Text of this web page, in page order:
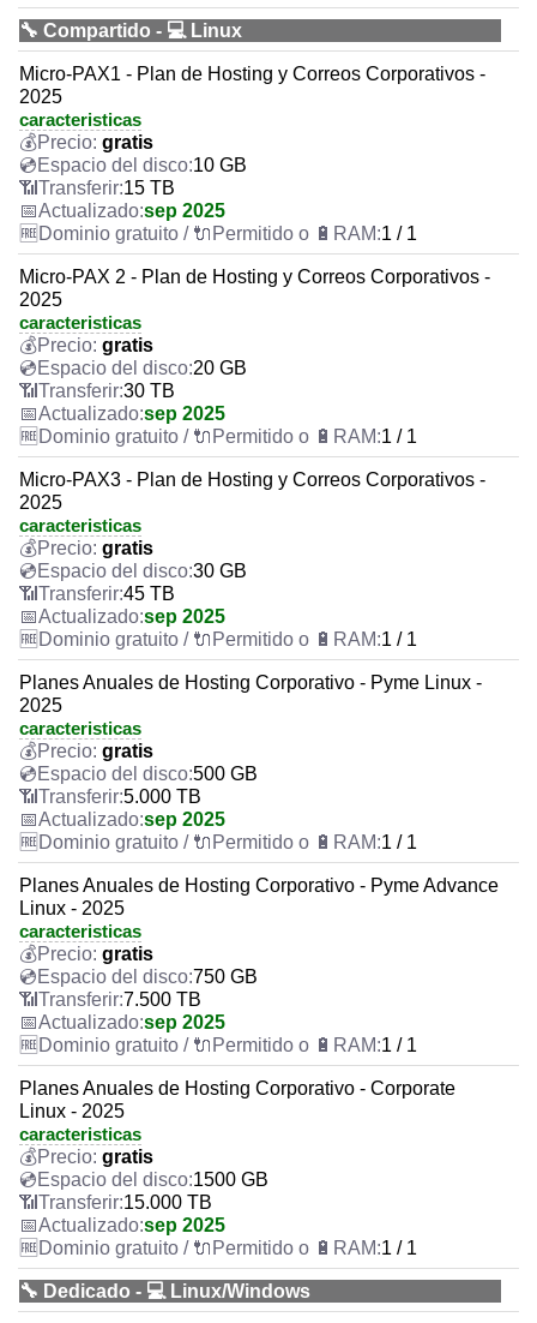
🔧 Compartido - 💻 Linux
Micro-PAX1 - Plan de Hosting y Correos Corporativos -
2025
caracteristicas
gratis
10 GB
15 TB
sep 2025
1 / 1
Micro-PAX 2 - Plan de Hosting y Correos Corporativos -
2025
caracteristicas
gratis
20 GB
30 TB
sep 2025
1 / 1
Micro-PAX3 - Plan de Hosting y Correos Corporativos -
2025
caracteristicas
gratis
30 GB
45 TB
sep 2025
1 / 1
Planes Anuales de Hosting Corporativo - Pyme Linux -
2025
caracteristicas
gratis
500 GB
5.000 TB
sep 2025
1 / 1
Planes Anuales de Hosting Corporativo - Pyme Advance
Linux - 2025
caracteristicas
gratis
750 GB
7.500 TB
sep 2025
1 / 1
Planes Anuales de Hosting Corporativo - Corporate
Linux - 2025
caracteristicas
gratis
1500 GB
15.000 TB
sep 2025
1 / 1
🔧 Dedicado - 💻 Linux/Windows